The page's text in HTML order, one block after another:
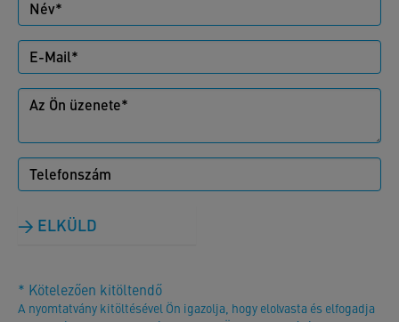
ELKÜLD
* Kötelezően kitöltendő
A nyomtatvány kitöltésével Ön igazolja, hogy elolvasta és elfogadja